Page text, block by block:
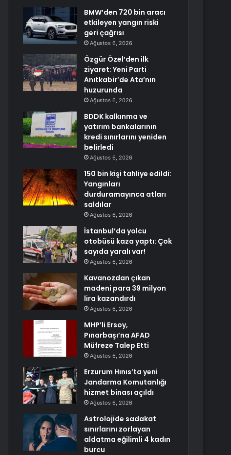
BMW’den 720 bin aracı
etkileyen yangın riski
geri çağrısı
Ağustos 6, 2026
Özgür Özel’den ilk
ziyaret: Yeni Parti
Anıtkabir’de Ata’nın
huzurunda
Ağustos 6, 2026
BDDK kalkınma ve
yatırım bankalarının
kredi sınırlarını yeniden
belirledi
Ağustos 6, 2026
150 bin kişi tahliye edildi:
Yangınları
durduramayınca atları
saldılar
Ağustos 6, 2026
İstanbul’da yolcu
otobüsü kaza yaptı: Çok
sayıda yaralı var!
Ağustos 6, 2026
Kavanozdan çıkan
madeni para 39 milyon
lira kazandırdı
Ağustos 6, 2026
MHP’li Ersoy,
Pınarbaşı’na AFAD
Müfreze Talep Etti
Ağustos 6, 2026
Erzurum Hınıs’ta yeni
Jandarma Komutanlığı
hizmet binası açıldı
Ağustos 6, 2026
Astrolojide sadakat
sınırlarını zorlayan
aldatma eğilimli 4 kadın
burcu